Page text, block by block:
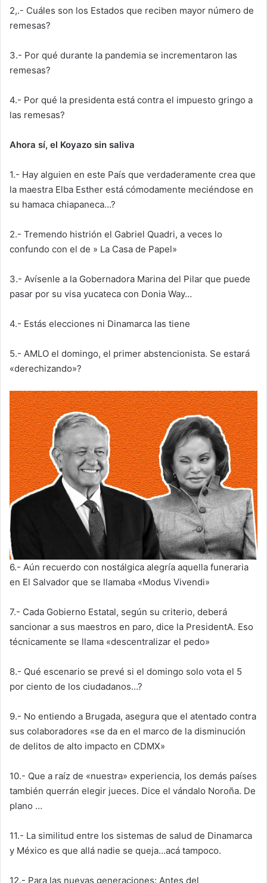
2,.- Cuáles son los Estados que reciben mayor número de
remesas?
3.- Por qué durante la pandemia se incrementaron las
remesas?
4.- Por qué la presidenta está contra el impuesto gringo a
las remesas?
Ahora sí, el Koyazo sin saliva
1.- Hay alguien en este País que verdaderamente crea que
la maestra Elba Esther está cómodamente meciéndose en
su hamaca chiapaneca…?
2.- Tremendo histrión el Gabriel Quadri, a veces lo
confundo con el de » La Casa de Papel»
3.- Avísenle a la Gobernadora Marina del Pilar que puede
pasar por su visa yucateca con Donia Way…
4.- Estás elecciones ni Dinamarca las tiene
5.- AMLO el domingo, el primer abstencionista. Se estará
«derechizando»?
6.- Aún recuerdo con nostálgica alegría aquella funeraria
en El Salvador que se llamaba «Modus Vivendi»
7.- Cada Gobierno Estatal, según su criterio, deberá
sancionar a sus maestros en paro, dice la PresidentA. Eso
técnicamente se llama «descentralizar el pedo»
8.- Qué escenario se prevé si el domingo solo vota el 5
por ciento de los ciudadanos…?
9.- No entiendo a Brugada, asegura que el atentado contra
sus colaboradores «se da en el marco de la disminución
de delitos de alto impacto en CDMX»
10.- Que a raíz de «nuestra» experiencia, los demás países
también querrán elegir jueces. Dice el vándalo Noroña. De
plano …
11.- La similitud entre los sistemas de salud de Dinamarca
y México es que allá nadie se queja…acá tampoco.
12.- Para las nuevas generaciones: Antes del